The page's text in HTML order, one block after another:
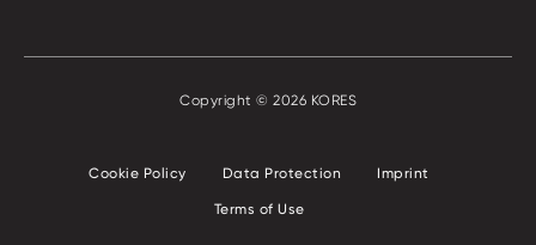
Copyright © 2026 KORES
Cookie Policy Data Protection
Imprint
Terms of Use